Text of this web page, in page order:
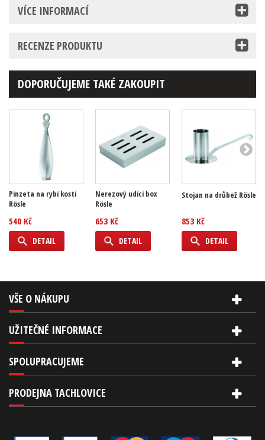
VÍCE INFORMACÍ
RECENZE PRODUKTU
DOPORUČUJEME TAKÉ ZAKOUPIT
Pinzeta na rybí kosti
Rösle
540 Kč
DETAIL
Nerezový udící box
Rösle
653 Kč
DETAIL
Stojan na drůbež Rösle
853 Kč
DETAIL
VŠE O NÁKUPU
UŽITEČNÉ INFORMACE
SPOLUPRACUJEME
PRODEJNA TACHLOVICE